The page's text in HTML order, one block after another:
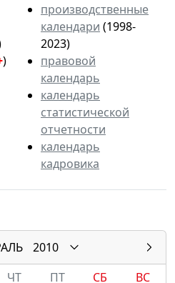
)
производственные
календари (1998-
2023)
правовой
календарь
календарь
статистической
отчетности
календарь
кадровика
2010
ЧТ ПТ СБ
ВС